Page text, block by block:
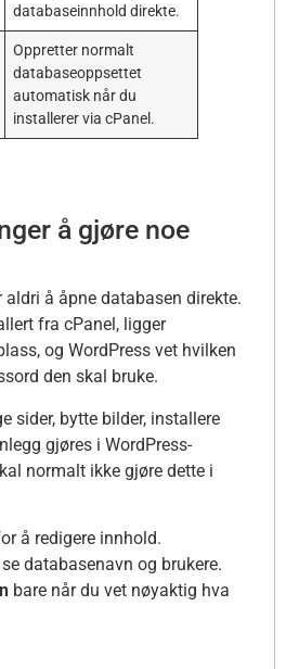
databaseinnhold direkte.
Oppretter normalt
databaseoppsettet
automatisk når du
installerer via cPanel.
å gjøre noe
aldri å åpne databasen direkte.
fra cPanel, ligger
og WordPress vet hvilken
den skal bruke.
sider, bytte bilder, installere
gjøres i WordPress-
normalt ikke gjøre dette i
å redigere innhold.
databasenavn og brukere.
bare når du vet nøyaktig hva